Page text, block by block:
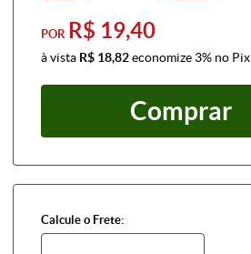
POR R$ 19,40
à vista R$ 18,82economize 3% no Pix
Comprar
Calcule o Frete: